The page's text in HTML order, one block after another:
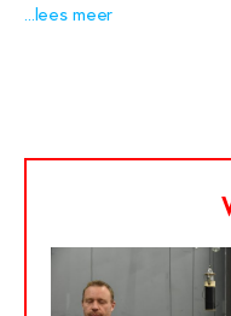
...lees meer